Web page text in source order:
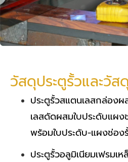
วัสดุประตูรั้วและวั
ประตูรั้วสแตนเลสกล่อง
เลสดัดผสมใบประดับแผ
พร้อมใบประดับ-แผงช่อง
ประตูรั้วอลูมิเนียมเฟรมเ